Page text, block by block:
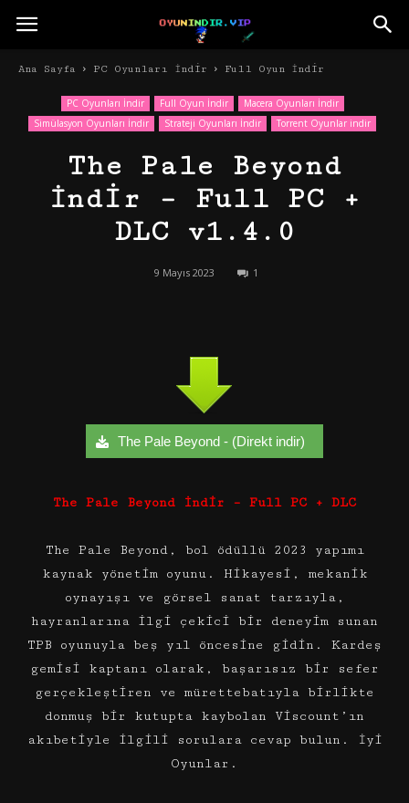
Ana Sayfa PC Oyunları İndir Full Oyun İndir
PC Oyunları İndir Full Oyun İndir
Macera Oyunları İndir
Simülasyon Oyunları İndir
Strateji Oyunları İndir Torrent Oyunlar indir
The Pale Beyond
İndir – Full PC +
DLC v1.4.0
9 Mayıs 2023 1
The Pale Beyond - (Direkt indir)
The Pale Beyond İndir – Full PC + DLC
The Pale Beyond, bol ödüllü 2023 yapımı
kaynak yönetim oyunu. Hikayesi, mekanik
oynayışı ve görsel sanat tarzıyla,
hayranlarına ilgi çekici bir deneyim sunan
TPB oyunuyla beş yıl öncesine gidin. Kardeş
gemisi kaptanı olarak, başarısız bir sefer
gerçekleştiren ve mürettebatıyla birlikte
donmuş bir kutupta kaybolan Viscount’ın
akıbetiyle ilgili sorulara cevap bulun. İyi
Oyunlar.